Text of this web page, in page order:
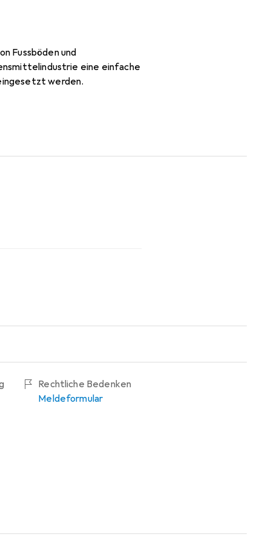
Fussböden und
eine einfache
werden.
Rechtliche Bedenken
Meldeformular